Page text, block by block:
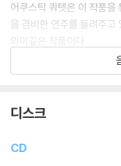
어쿠스틱 쿼텟은 이 작품
을 겸비한 연주를 들려주고
의미깊은 작품이다.
LP 구매시 참고 사항
※ 재킷/구성품/포장 상태
1) 제작/배송 과정에 따라
할 수 있으며 속지(이너 슬
디스크
CD